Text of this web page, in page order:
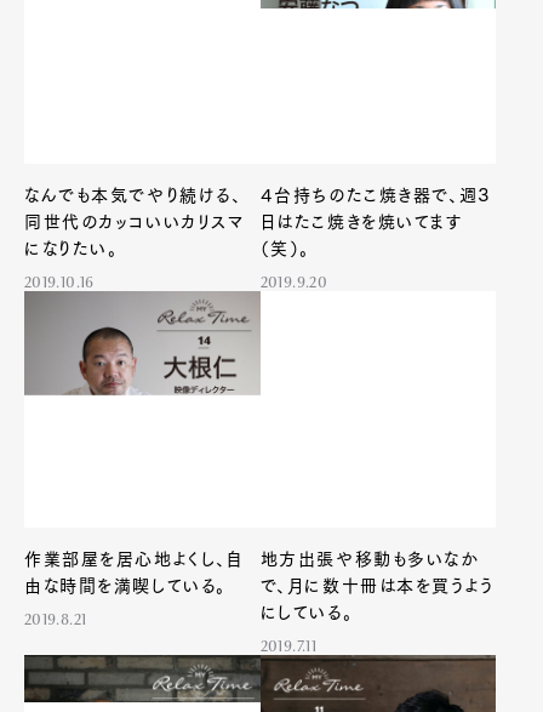
なんでも本気でやり続ける、
同世代のカッコいいカリスマ
になりたい。
2019.10.16
４台持ちのたこ焼き器で、週３
日はたこ焼きを焼いてます
（笑）。
2019.9.20
作業部屋を居心地よくし、自
由な時間を満喫している。
2019.8.21
地方出張や移動も多いなか
で、月に数十冊は本を買うよう
にしている。
2019.7.11